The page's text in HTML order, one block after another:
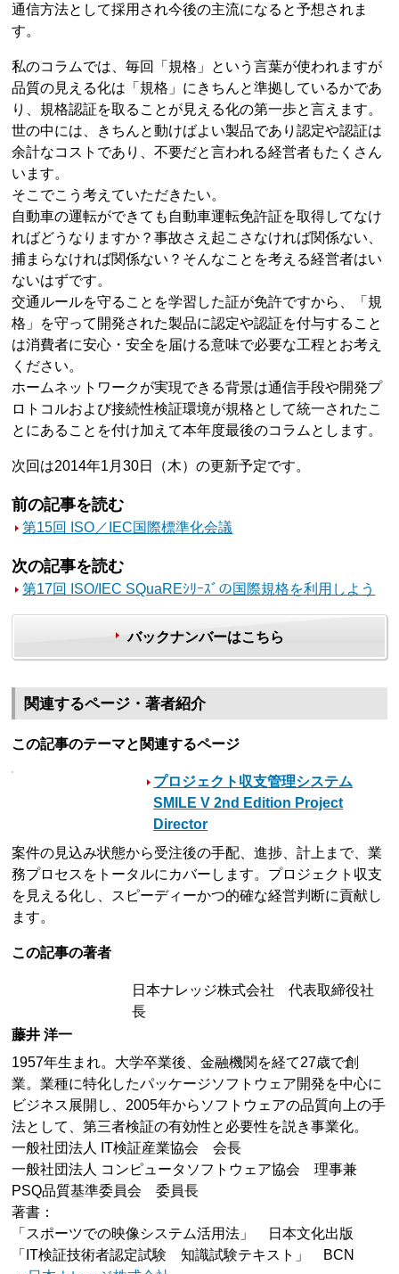
通信方法として採用され今後の主流になると予想されま
す。
私のコラムでは、毎回「規格」という言葉が使われますが
品質の見える化は「規格」にきちんと準拠しているかであ
り、規格認証を取ることが見える化の第一歩と言えます。
世の中には、きちんと動けばよい製品であり認定や認証は
余計なコストであり、不要だと言われる経営者もたくさん
います。
そこでこう考えていただきたい。
自動車の運転ができても自動車運転免許証を取得してなけ
ればどうなりますか？事故さえ起こさなければ関係ない、
捕まらなければ関係ない？そんなことを考える経営者はい
ないはずです。
交通ルールを守ることを学習した証が免許ですから、「規
格」を守って開発された製品に認定や認証を付与すること
は消費者に安心・安全を届ける意味で必要な工程とお考え
ください。
ホームネットワークが実現できる背景は通信手段や開発プ
ロトコルおよび接続性検証環境が規格として統一されたこ
とにあることを付け加えて本年度最後のコラムとします。
次回は2014年1月30日（木）の更新予定です。
前の記事を読む
第15回 ISO／IEC国際標準化会議
次の記事を読む
第17回 ISO/IEC SQuaREｼﾘｰｽﾞの国際規格を利用しよう
バックナンバーはこちら
関連するページ・著者紹介
この記事のテーマと関連するページ
プロジェクト収支管理システム
SMILE V 2nd Edition Project
Director
案件の見込み状態から受注後の手配、進捗、計上まで、業
務プロセスをトータルにカバーします。プロジェクト収支
を見える化し、スピーディーかつ的確な経営判断に貢献し
ます。
この記事の著者
日本ナレッジ株式会社 代表取締役社
長
藤井 洋一
1957年生まれ。大学卒業後、金融機関を経て27歳で創
業。業種に特化したパッケージソフトウェア開発を中心に
ビジネス展開し、2005年からソフトウェアの品質向上の手
法として、第三者検証の有効性と必要性を説き事業化。
一般社団法人 IT検証産業協会 会長
一般社団法人 コンピュータソフトウェア協会 理事兼
PSQ品質基準委員会 委員長
著書：
「スポーツでの映像システム活用法」 日本文化出版
「IT検証技術者認定試験 知識試験テキスト」 BCN